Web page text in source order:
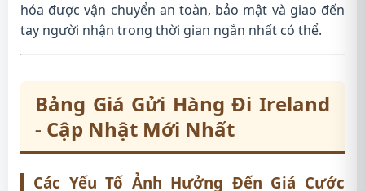
hóa được vận chuyển an toàn, bảo mật và giao đến
tay người nhận trong thời gian ngắn nhất có thể.
Bảng Giá Gửi Hàng Đi Ireland
- Cập Nhật Mới Nhất
Các Yếu Tố Ảnh Hưởng Đến Giá Cước